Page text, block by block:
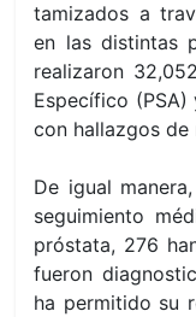
tamizados a
en las distintas
realizaron
Específico
con hallazgos de
De igual
seguimiento
próstata, 276
fueron
ha permitido su